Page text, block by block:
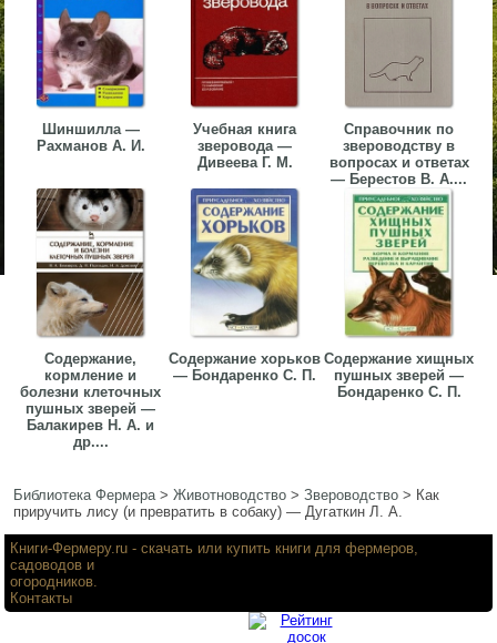
Шиншилла —
Рахманов А. И.
Учебная книга
зверовода —
Дивеева Г. М.
Справочник по
звероводству в
вопросах и ответах
— Берестов В. А....
Содержание,
кормление и
болезни клеточных
пушных зверей —
Балакирев Н. А. и
др....
Содержание хорьков
— Бондаренко С. П.
Содержание хищных
пушных зверей —
Бондаренко С. П.
Библиотека Фермера>Животноводство >Звероводство > Как
приручить лису (и превратить в собаку) — Дугаткин Л. А.
Книги-Фермеру.ru - скачать или купить книги для фермеров,
садоводов и
огородников.
Контакты